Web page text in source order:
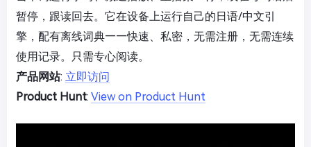
暂停，跟读回去。它在设备上运行自己的日语/中文引
擎，配有离线词典——快速、私密，无需注册，无需连续
使用记录。只需专心阅读。
产品网站: 立即访问
Product Hunt: View on Product Hunt